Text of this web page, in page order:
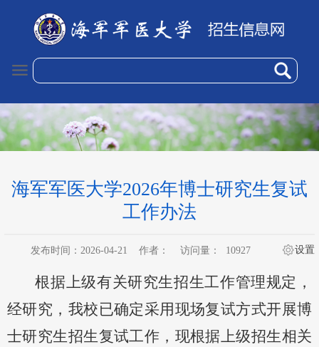
海军军医大学2026年博士研究生复试
工作办法
发布时间：2026-04-21 作者： 访问量： 10927 设置
根据上级有关研究生招生工作管理规定，
经研究，我校已确定采用现场复试方式开展博
士研究生招生复试工作 ，现根据上级招生相关